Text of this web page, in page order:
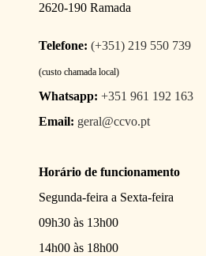
2620-190 Ramada
Telefone: (+351) 219 550 739
(custo chamada local)
Whatsapp: +351 961 192 163
Email: geral@ccvo.pt
Horário de funcionamento
Segunda-feira a Sexta-feira
09h30 às 13h00
14h00 às 18h00